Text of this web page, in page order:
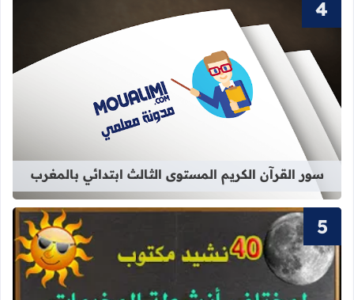
قراءة المزيد عن سور القرآن الكريم
سور القرآن الكريم المستوى الثالث ابتدائي بالمغرب